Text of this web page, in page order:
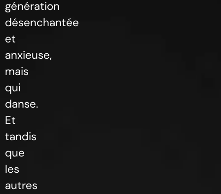
génération
désenchantée
et
anxieuse,
mais
qui
danse.
Et
tandis
que
les
autres